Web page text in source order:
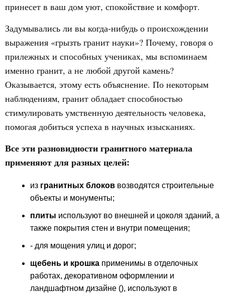
принесет в ваш дом уют, спокойствие и комфорт.
Задумывались ли вы когда-нибудь о происхождении
выражения «грызть гранит науки»? Почему, говоря о
прилежных и способных учениках, мы вспоминаем
именно гранит, а не любой другой камень?
Оказывается, этому есть объяснение. По некоторым
наблюдениям, гранит обладает способностью
стимулировать умственную деятельность человека,
помогая добиться успеха в научных изысканиях.
Все эти разновидности гранитного материала
применяют для разных целей:
из гранитных блоков возводятся строительные
объекты и монументы;
плиты используют во внешней и цоколя зданий, а
также покрытия стен и внутри помещения;
- для мощения улиц и дорог;
щебень и крошка применимы в отделочных
работах, декоративном оформлении и
ландшафтном дизайне (), используют в